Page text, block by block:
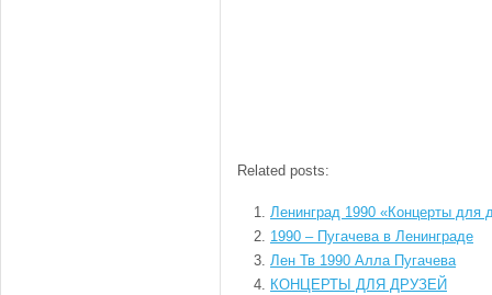
Related posts:
Ленинград 1990 «Концерты для
1990 – Пугачева в Ленинграде
Лен Тв 1990 Алла Пугачева
КОНЦЕРТЫ ДЛЯ ДРУЗЕЙ